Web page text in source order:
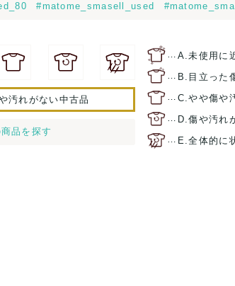
#matome_smasell_used
汚れがない中古品
品を探す
… A.未使用に
… B.目立った
… C.やや傷や
… D.傷や汚れ
… E.全体的に